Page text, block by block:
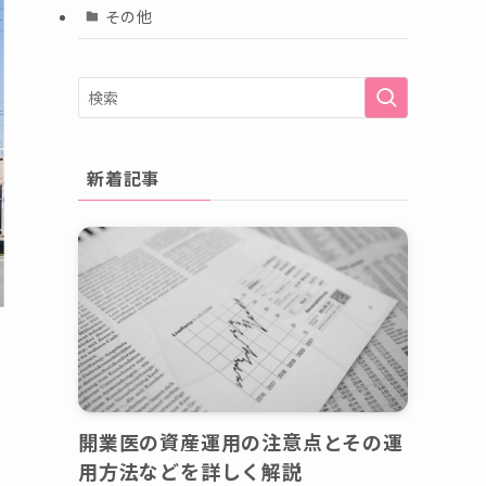
その他
新着記事
開業医の資産運用の注意点とその運
用方法などを詳しく解説